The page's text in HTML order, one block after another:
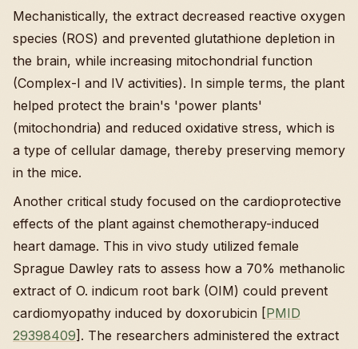
Mechanistically, the extract decreased reactive oxygen
species (ROS) and prevented glutathione depletion in
the brain, while increasing mitochondrial function
(Complex-I and IV activities). In simple terms, the plant
helped protect the brain's 'power plants'
(mitochondria) and reduced oxidative stress, which is
a type of cellular damage, thereby preserving memory
in the mice.
Another critical study focused on the cardioprotective
effects of the plant against chemotherapy-induced
heart damage. This in vivo study utilized female
Sprague Dawley rats to assess how a 70% methanolic
extract of O. indicum root bark (OIM) could prevent
cardiomyopathy induced by doxorubicin [PMID
29398409]. The researchers administered the extract